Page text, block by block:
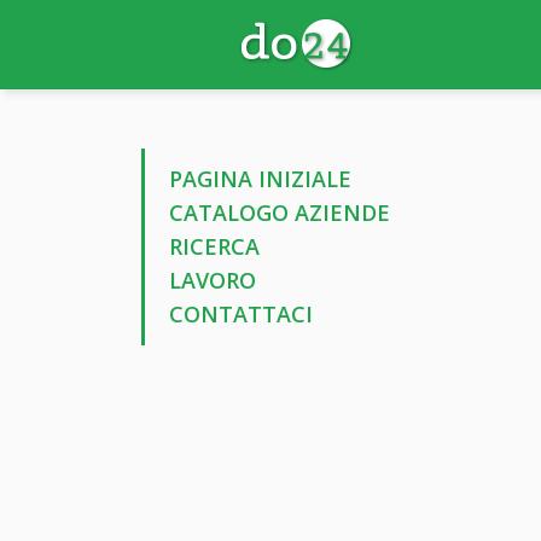
PAGINA INIZIALE
CATALOGO AZIENDE
RICERCA
LAVORO
CONTATTACI